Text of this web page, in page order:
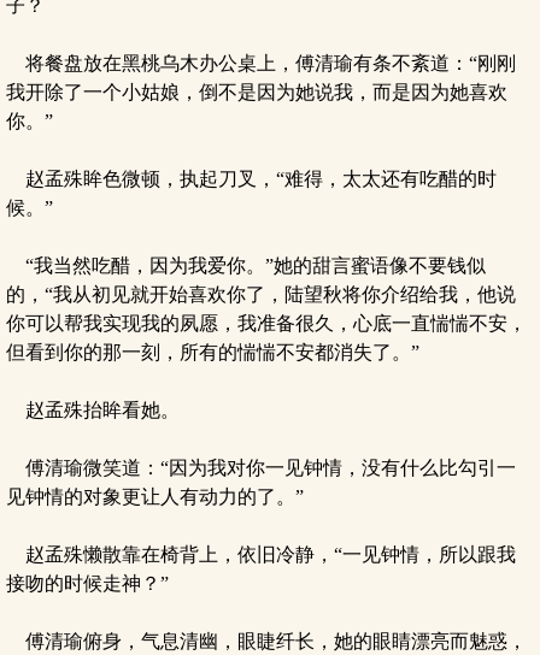
子？
将餐盘放在黑桃乌木办公桌上，傅清瑜有条不紊道：“刚刚
我开除了一个小姑娘，倒不是因为她说我，而是因为她喜欢
你。”
赵孟殊眸色微顿，执起刀叉，“难得，太太还有吃醋的时
候。”
“我当然吃醋，因为我爱你。”她的甜言蜜语像不要钱似
的，“我从初见就开始喜欢你了，陆望秋将你介绍给我，他说
你可以帮我实现我的夙愿，我准备很久，心底一直惴惴不安，
但看到你的那一刻，所有的惴惴不安都消失了。”
赵孟殊抬眸看她。
傅清瑜微笑道：“因为我对你一见钟情，没有什么比勾引一
见钟情的对象更让人有动力的了。”
赵孟殊懒散靠在椅背上，依旧冷静，“一见钟情，所以跟我
接吻的时候走神？”
傅清瑜俯身，气息清幽，眼睫纤长，她的眼睛漂亮而魅惑，